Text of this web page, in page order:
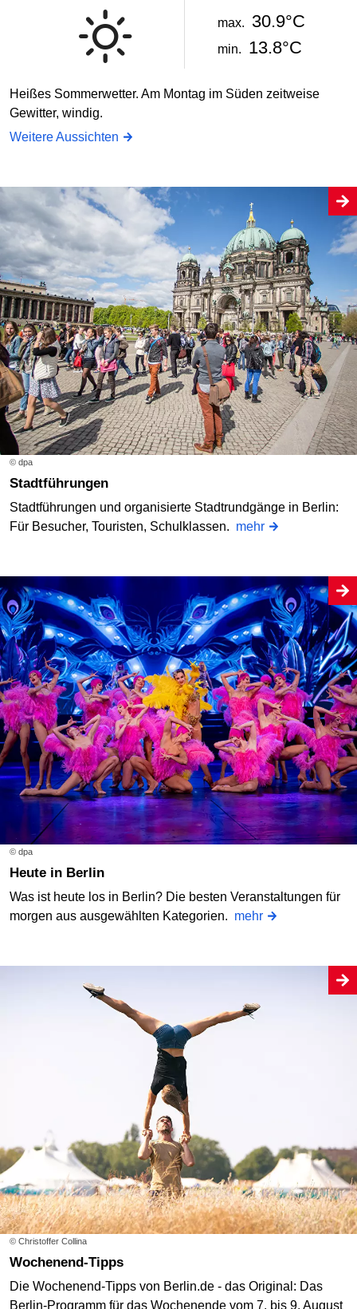
max. 30.9°C
min. 13.8°C
Heißes Sommerwetter. Am Montag im Süden zeitweise
Gewitter, windig.
Weitere Aussichten
© dpa
Stadtführungen
Stadtführungen und organisierte Stadtrundgänge in Berlin:
Für Besucher, Touristen, Schulklassen. mehr
© dpa
Heute in Berlin
Was ist heute los in Berlin? Die besten Veranstaltungen für
morgen aus ausgewählten Kategorien. mehr
© Christoffer Collina
Wochenend-Tipps
Die Wochenend-Tipps von Berlin.de - das Original: Das
Berlin-Programm für das Wochenende vom 7. bis 9. August